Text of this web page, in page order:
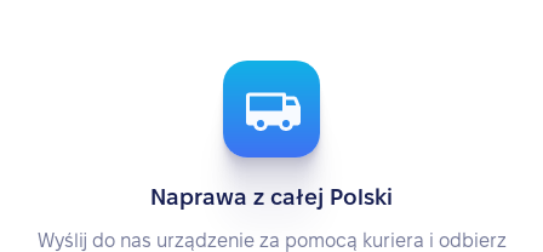
Naprawa z całej Polski
Wyślij do nas urządzenie za pomocą kuriera i odbierz